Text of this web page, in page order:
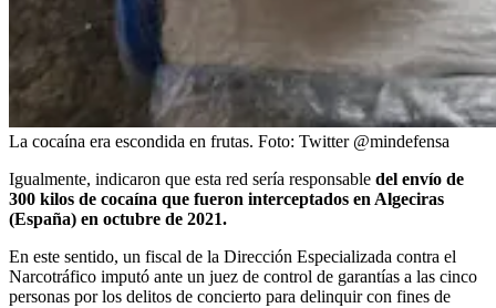
La cocaína era escondida en frutas. Foto: Twitter @mindefensa
Igualmente, indicaron que esta red sería responsable del envío de
300 kilos de cocaína que fueron interceptados en Algeciras
(España) en octubre de 2021.
En este sentido, un fiscal de la Dirección Especializada contra el
Narcotráfico imputó ante un juez de control de garantías a las cinco
personas por los delitos de concierto para delinquir con fines de